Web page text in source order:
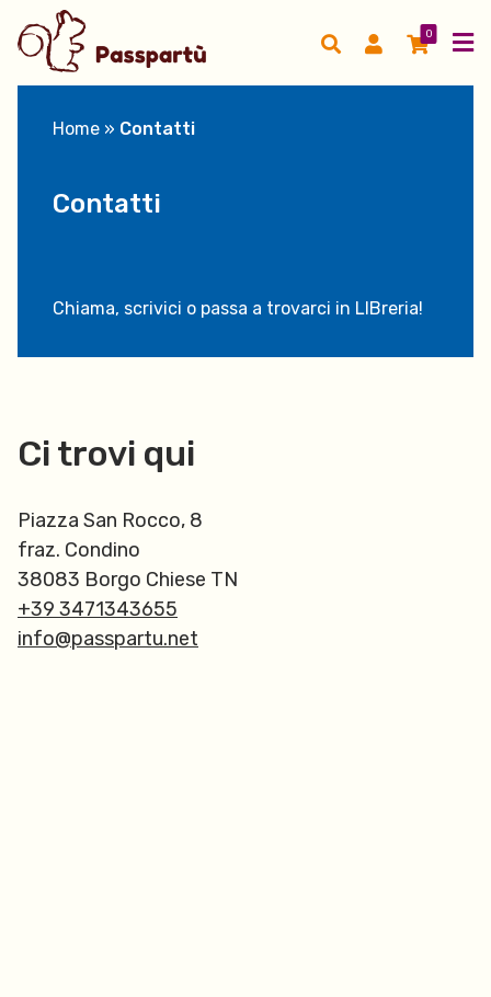
0
Home » Contatti
Contatti
Chiama, scrivici o passa a trovarci in LIBreria!
Ci trovi qui
Piazza San Rocco, 8
fraz. Condino
38083 Borgo Chiese TN
+39 3471343655
info@passpartu.net